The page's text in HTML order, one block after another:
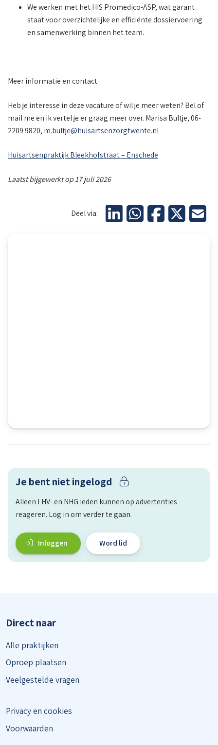
We werken met het HIS Promedico-ASP, wat garant
staat voor overzichtelijke en efficiënte dossiervoering
en samenwerking binnen het team.
Meer informatie en contact
Heb je interesse in deze vacature of wil je meer weten? Bel of
mail me en ik vertel je er graag meer over. Marisa Bultje, 06-
2209 9820, m.bultje@huisartsenzorgtwente.nl
Huisartsenpraktijk Bleekhofstraat – Enschede
Laatst bijgewerkt op 17 juli 2026
Deel via:
Je bent niet ingelogd
Alleen LHV- en NHG leden kunnen op advertenties
reageren. Log in om verder te gaan.
Inloggen Word lid
Direct naar
Alle praktijken
Oproep plaatsen
Veelgestelde vragen
Privacy en cookies
Voorwaarden